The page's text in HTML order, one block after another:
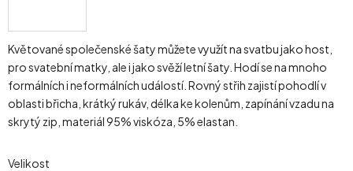
Květované společenské šaty můžete využít na svatbu jako host,
pro svatební matky, ale i jako svěží letní šaty. Hodí se na mnoho
formálních i neformálních událostí. Rovný střih zajistí pohodlí v
oblasti břicha, krátký rukáv, délka ke kolenům, zapínání vzadu na
skrytý zip, materiál 95% viskóza, 5% elastan.
Velikost